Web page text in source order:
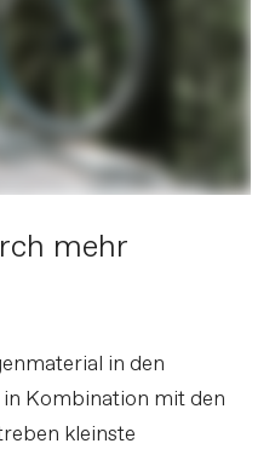
mehr
in den
Kombination mit den
kleinste